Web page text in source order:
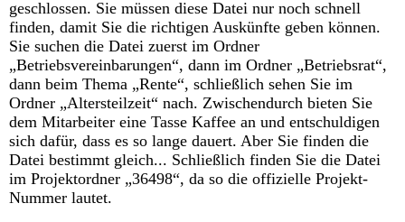
geschlossen. Sie müssen diese Datei nur noch schnell
finden, damit Sie die richtigen Auskünfte geben können.
Sie suchen die Datei zuerst im Ordner
„Betriebsvereinbarungen“, dann im Ordner „Betriebsrat“,
dann beim Thema „Rente“, schließlich sehen Sie im
Ordner „Altersteilzeit“ nach. Zwischendurch bieten Sie
dem Mitarbeiter eine Tasse Kaffee an und entschuldigen
sich dafür, dass es so lange dauert. Aber Sie finden die
Datei bestimmt gleich... Schließlich finden Sie die Datei
im Projektordner „36498“, da so die offizielle Projekt-
Nummer lautet.